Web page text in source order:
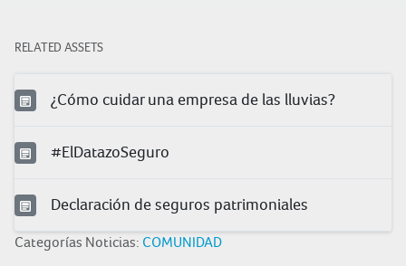
RELATED ASSETS
¿Cómo cuidar una empresa de las lluvias?
#ElDatazoSeguro
Declaración de seguros patrimoniales
Categorías Noticias: COMUNIDAD